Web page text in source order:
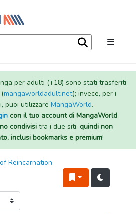
per adulti (+18) sono stati trasferiti
mangaworldadult.net); invece, per i
puoi utilizzare MangaWorld.
con il tuo account di MangaWorld
condivisi tra i due siti, quindi non
inclusi bookmarks e premium!
Reincarnation